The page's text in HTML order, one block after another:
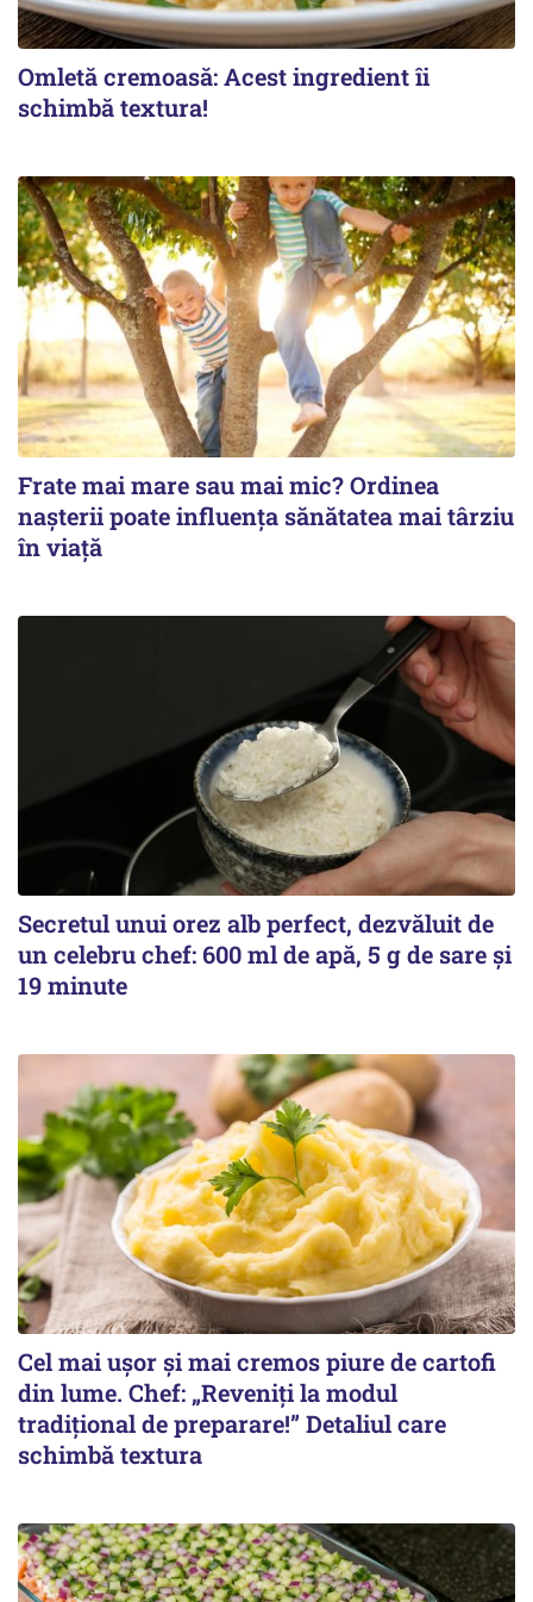
Omletă cremoasă: Acest ingredient îi
schimbă textura!
Frate mai mare sau mai mic? Ordinea
nașterii poate influența sănătatea mai târziu
în viață
Secretul unui orez alb perfect, dezvăluit de
un celebru chef: 600 ml de apă, 5 g de sare și
19 minute
Cel mai ușor și mai cremos piure de cartofi
din lume. Chef: „Reveniți la modul
tradițional de preparare!” Detaliul care
schimbă textura